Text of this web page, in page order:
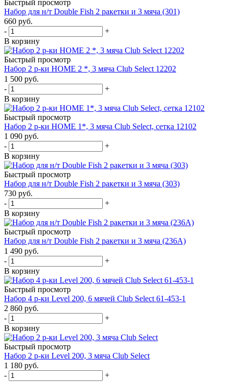
Быстрый просмотр
Набор для н/т Double Fish 2 ракетки и 3 мяча (301)
660 руб.
-
+
В корзину
Быстрый просмотр
Набор 2 р-ки HOME 2 *, 3 мяча Club Select 12202
1 500 руб.
-
+
В корзину
Быстрый просмотр
Набор 2 р-ки HOME 1*, 3 мяча Club Select, сетка 12102
1 090 руб.
-
+
В корзину
Быстрый просмотр
Набор для н/т Double Fish 2 ракетки и 3 мяча (303)
730 руб.
-
+
В корзину
Быстрый просмотр
Набор для н/т Double Fish 2 ракетки и 3 мяча (236А)
1 490 руб.
-
+
В корзину
Быстрый просмотр
Набор 4 р-ки Level 200, 6 мячей Club Select 61-453-1
2 860 руб.
-
+
В корзину
Быстрый просмотр
Набор 2 р-ки Level 200, 3 мяча Club Select
1 180 руб.
-
+